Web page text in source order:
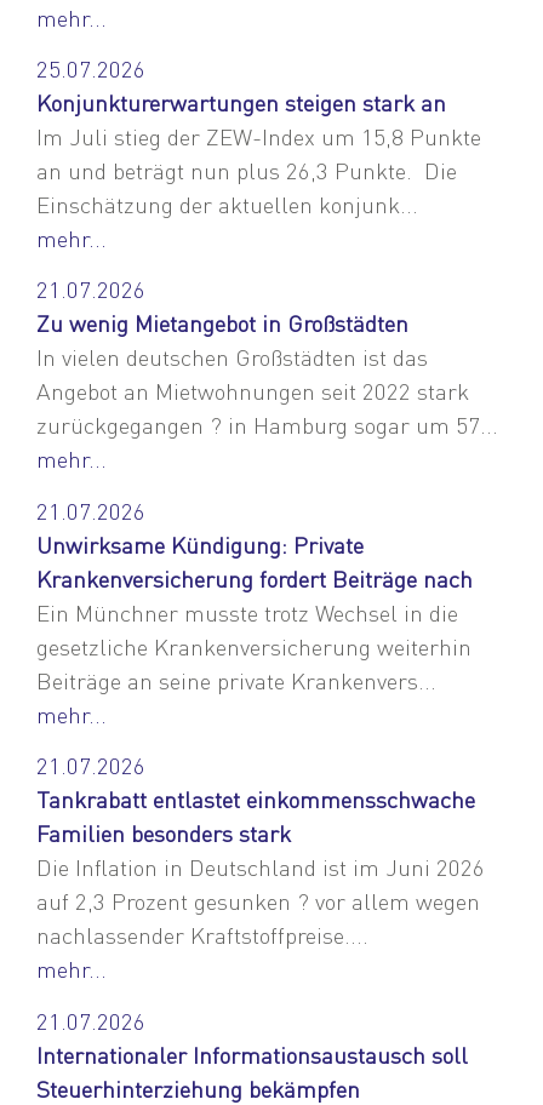
mehr...
25.07.2026
Konjunkturerwartungen steigen stark an
Im Juli stieg der ZEW-Index um 15,8 Punkte
an und beträgt nun plus 26,3 Punkte. Die
Einschätzung der aktuellen konjunk...
mehr...
21.07.2026
Zu wenig Mietangebot in Großstädten
In vielen deutschen Großstädten ist das
Angebot an Mietwohnungen seit 2022 stark
zurückgegangen ? in Hamburg sogar um 57...
mehr...
21.07.2026
Unwirksame Kündigung: Private
Krankenversicherung fordert Beiträge nach
Ein Münchner musste trotz Wechsel in die
gesetzliche Krankenversicherung weiterhin
Beiträge an seine private Krankenvers...
mehr...
21.07.2026
Tankrabatt entlastet einkommensschwache
Familien besonders stark
Die Inflation in Deutschland ist im Juni 2026
auf 2,3 Prozent gesunken ? vor allem wegen
nachlassender Kraftstoffpreise....
mehr...
21.07.2026
Internationaler Informationsaustausch soll
Steuerhinterziehung bekämpfen